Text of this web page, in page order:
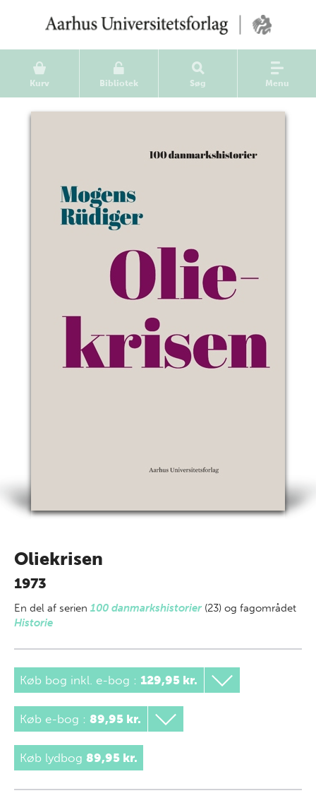
Kurv Bibliotek Søg Menu
Oliekrisen
1973
En del af serien 100 danmarkshistorier (23) og fagområdet
Historie
Køb bog inkl. e-bog : 129,95 kr.
Køb e-bog : 89,95 kr.
Køb lydbog 89,95 kr.